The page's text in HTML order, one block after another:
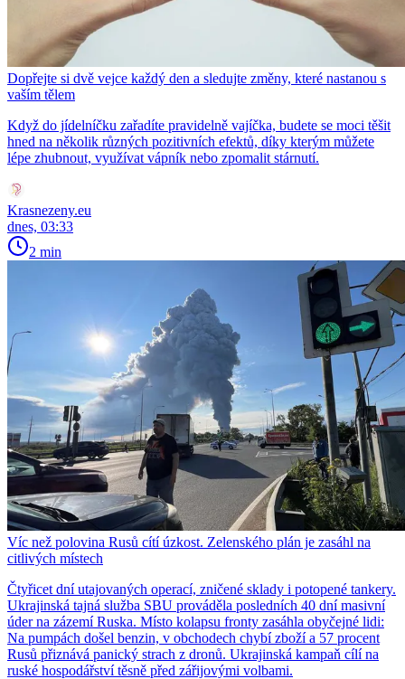
Dopřejte si dvě vejce každý den a sledujte změny, které nastanou s
vaším tělem
Když do jídelníčku zařadíte pravidelně vajíčka, budete se moci těšit
hned na několik různých pozitivních efektů, díky kterým můžete
lépe zhubnout, využívat vápník nebo zpomalit stárnutí.
Krasnezeny.eu
dnes, 03:33
2 min
Víc než polovina Rusů cítí úzkost. Zelenského plán je zasáhl na
citlivých místech
Čtyřicet dní utajovaných operací, zničené sklady i potopené tankery.
Ukrajinská tajná služba SBU prováděla posledních 40 dní masivní
úder na zázemí Ruska. Místo kolapsu fronty zasáhla obyčejné lidi:
Na pumpách došel benzin, v obchodech chybí zboží a 57 procent
Rusů přiznává panický strach z dronů. Ukrajinská kampaň cílí na
ruské hospodářství těsně před zářijovými volbami.